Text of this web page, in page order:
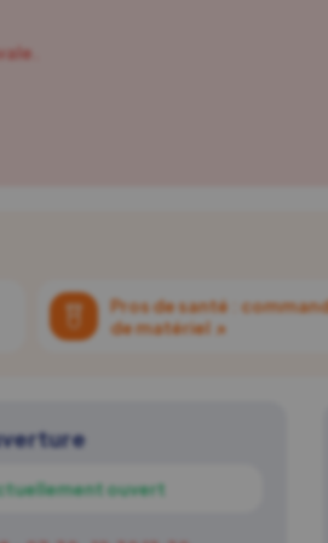
Pros de santé :
de matériel ↗
ouvert